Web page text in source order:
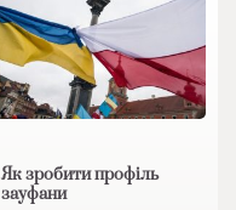
Як зробити профіль
зауфани